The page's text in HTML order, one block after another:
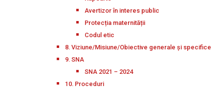
Avertizor în interes public
Protecția maternității
Codul etic
8. Viziune/Misiune/Obiective generale și specifice
9. SNA
SNA 2021 – 2024
10. Proceduri